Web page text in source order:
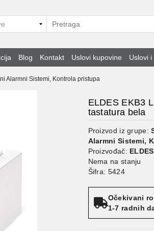
Blog Kontakt Uslovi kupovine Uslovi
Alarmni Sistemi, Kontrola pristupa
ELDES EKB3
tastatura bela
Proizvod iz grupe:
Alarmni Sistemi,
Proizvođač: ELDES
Nema na stanju
Šifra: 5424
Očekivani
1-7 radnih